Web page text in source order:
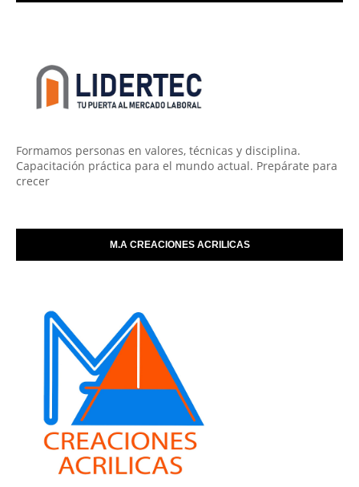
Formamos personas en valores, técnicas y disciplina.
Capacitación práctica para el mundo actual. Prepárate para
crecer
M.A CREACIONES ACRILICAS